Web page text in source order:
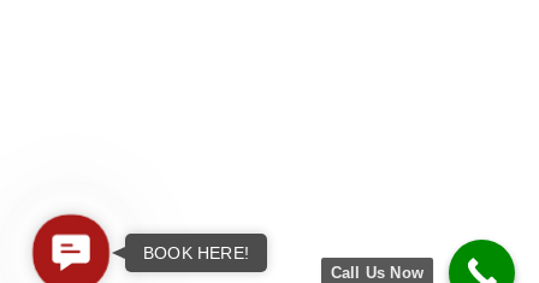
Call Us Now
Contact
BOOK HERE!